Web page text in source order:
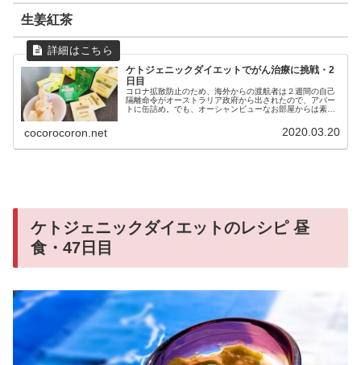
生姜紅茶
ケトジェニックダイエットでがん治療に挑戦・2
日目
コロナ拡散防止のため、海外からの渡航者は２週間の自己
隔離命令がオーストラリア政府から出されたので、アパー
トに缶詰め。でも、オーシャンビューなお部屋からは素敵
cocorocoron.net 2020.03.20
ケトジェニックダイエットのレシピ 昼
食・47日目